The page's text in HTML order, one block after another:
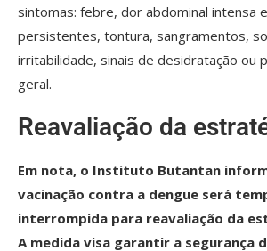
sintomas: febre, dor abdominal intensa
persistentes, tontura, sangramentos,
irritabilidade, sinais de desidratação ou
geral.
Reavaliação da
Em nota, o Instituto Butantan
vacinação contra a dengue será
interrompida para reavaliação da
A medida visa garantir a segurança